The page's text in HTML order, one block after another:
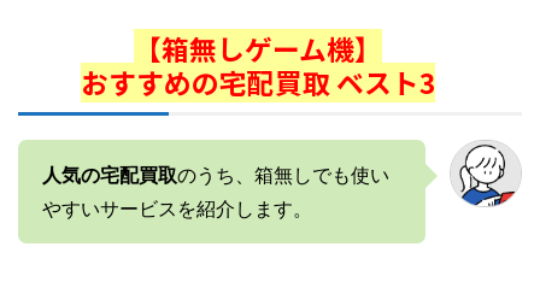
【箱無しゲーム機】
おすすめの宅配買取 ベスト3
人気の宅配買取のうち、箱無しでも使い
やすいサービスを紹介します。